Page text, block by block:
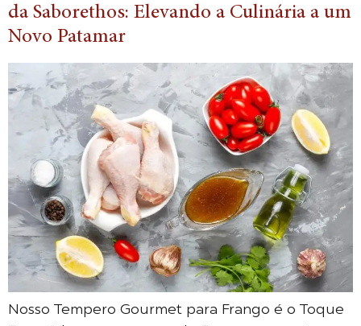
da Saborethos: Elevando a Culinária a um
Novo Patamar
Nosso Tempero Gourmet para Frango é o Toque